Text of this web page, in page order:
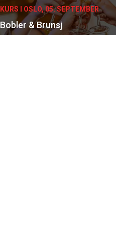
KURS I OSLO, 05. SEPTEMBER
Bobler & Brunsj